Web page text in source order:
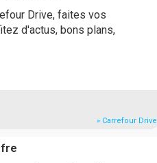
Drive, faites vos
d'actus, bons plans,
» Carrefour Drive